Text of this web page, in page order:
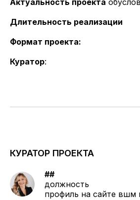
Длительность реализации
Формат проекта:
Куратор:
КУРАТОР ПРОЕКТА
##
должность
профиль на сайте вшм